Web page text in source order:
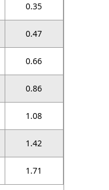
0.35
0.47
0.66
0.86
1.08
1.42
1.71